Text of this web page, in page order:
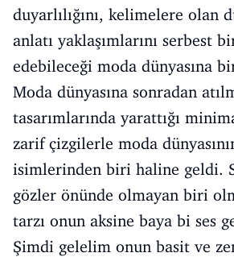
duyarlılığını, kelimelere olan
anlatı yaklaşımlarını serbest
edebileceği moda dünyasına
Moda dünyasına sonradan
tasarımlarında yarattığı
zarif çizgilerle moda
isimlerinden biri haline geldi.
gözler önünde olmayan biri
tarzı onun aksine baya bi ses
Şimdi gelelim onun basit ve